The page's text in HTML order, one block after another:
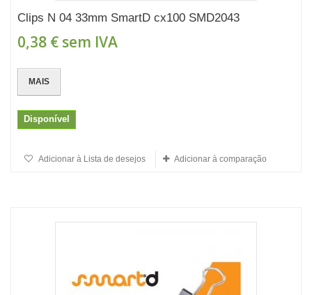
Clips N 04 33mm SmartD cx100 SMD2043
0,38 € sem IVA
MAIS
Disponível
Adicionar à Lista de desejos Adicionar à comparação